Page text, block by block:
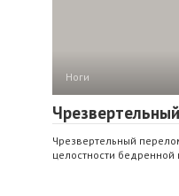
Ноги
Чрезвертельный
целостности бедренной